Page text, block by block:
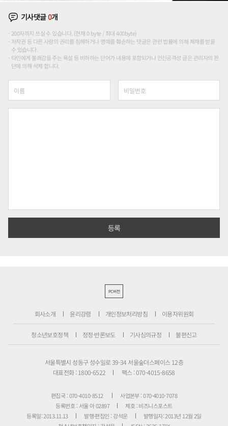
기사댓글0개
200자까지 쓰실 수 있습니다. (현재 0 byte / 최대 400byte)
저작권 등 다른 사람의 권리를 침해하거나 명예를 훼손하는 댓글은 관련 법률에 의해 제재를 받을
수 있습니다.
타인에게 불쾌감을 주는 욕설 등 비하하는 단어가 내용에 포함되거나 인신공격성 글은 관리자의 판
단에 의해 삭제 합니다.
PC버전
회사소개 윤리강령 개인정보처리방침 이용자위원회
청소년보호정책 정정·반론보도 기사심의규정 불편신고
서울특별시 성동구 성수일로 39-34 서울숲더스페이스 12층
대표전화 : 1800-6522
팩스 : 070-4015-8658
편집국 : 070-4010-8512
사업본부 : 070-4010-7078
등록번호 : 서울 아 02897
제호 : 비즈니스포스트
등록일: 2013.11.13
발행·편집인 : 강석운
발행일자: 2013년 12월 2일